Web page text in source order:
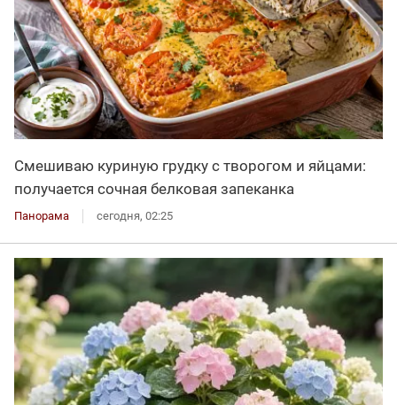
Смешиваю куриную грудку с творогом и яйцами:
получается сочная белковая запеканка
Панорама сегодня, 02:25